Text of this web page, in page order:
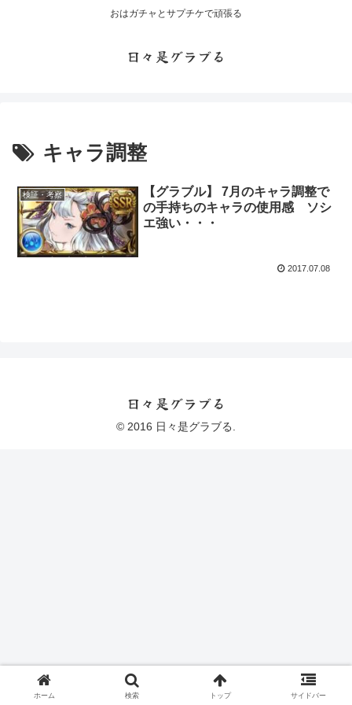
おはガチャとサプチケで頑張る
日々是グラブる
キャラ調整
検証・考察
【グラブル】 7月のキャラ調整で
の手持ちのキャラの使用感 ソシ
エ強い・・・
2017.07.08
日々是グラブる
© 2016 日々是グラブる.
ホーム 検索 トップ サイドバー